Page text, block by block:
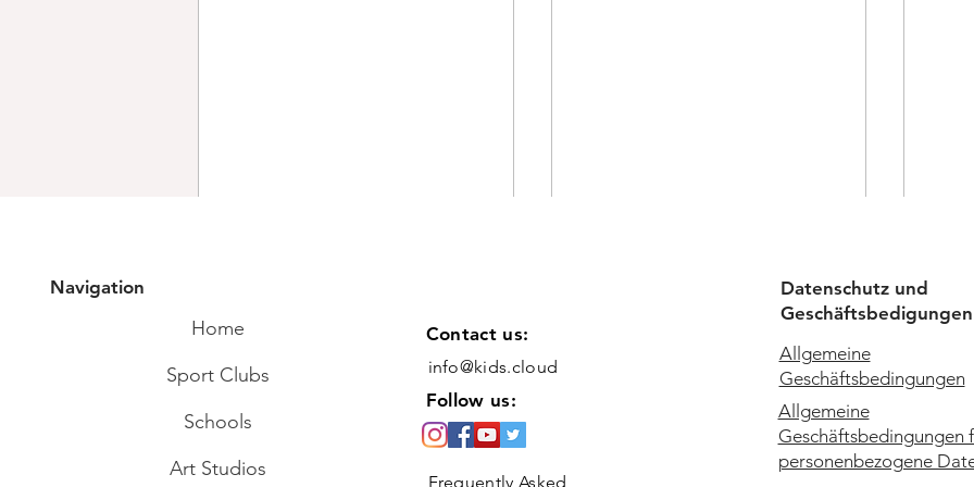
Wie
Navigation
Home
Sport Clubs
Schools
Art Studios
Contact us:
info@kids.cloud
Follow us:
Frequently Asked
Datenschutz und
Geschäftsbedigungen
Allgemeine
Geschäftsbedingungen
Allgemeine
Geschäftsbedingungen
personenbezogene